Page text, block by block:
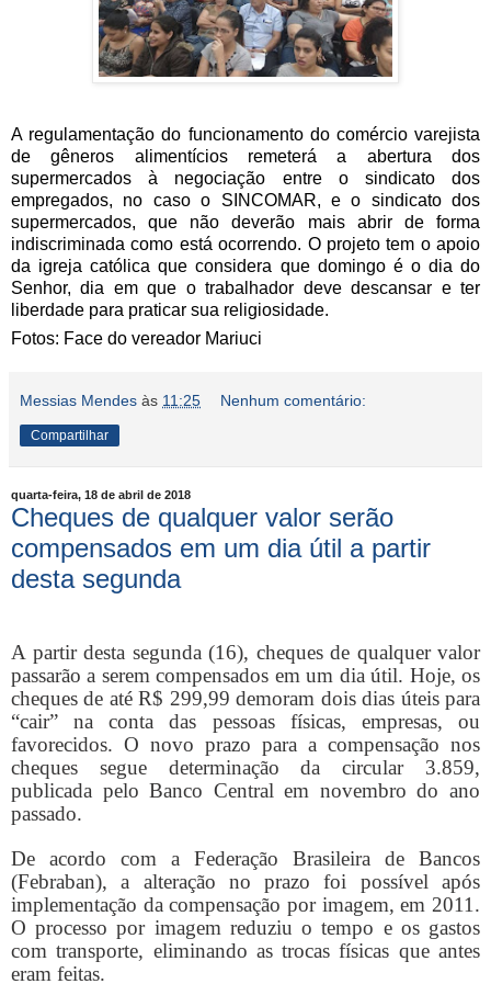
A regulamentação do funcionamento do comércio varejista
de gêneros alimentícios remeterá a abertura dos
supermercados à negociação entre o sindicato dos
empregados, no caso o SINCOMAR, e o sindicato dos
supermercados, que não deverão mais abrir de forma
indiscriminada como está ocorrendo. O projeto tem o apoio
da igreja católica que considera que domingo é o dia do
Senhor, dia em que o trabalhador deve descansar e ter
liberdade para praticar sua religiosidade.
Fotos: Face do vereador Mariuci
Messias Mendes às 11:25 Nenhum comentário:
Compartilhar
quarta-feira, 18 de abril de 2018
Cheques de qualquer valor serão
compensados em um dia útil a partir
desta segunda
A partir desta segunda (16), cheques de qualquer valor
passarão a serem compensados em um dia útil. Hoje, os
cheques de até R$ 299,99 demoram dois dias úteis para
“cair” na conta das pessoas físicas, empresas, ou
favorecidos. O novo prazo para a compensação nos
cheques segue determinação da circular 3.859,
publicada pelo Banco Central em novembro do ano
passado.
De acordo com a Federação Brasileira de Bancos
(Febraban), a alteração no prazo foi possível após
implementação da compensação por imagem, em 2011.
O processo por imagem reduziu o tempo e os gastos
com transporte, eliminando as trocas físicas que antes
eram feitas.